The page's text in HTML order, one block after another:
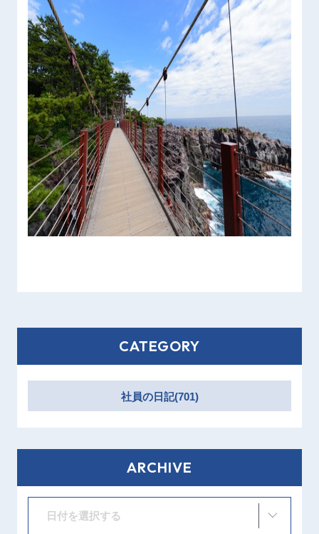
CATEGORY
社員の日記(701)
ARCHIVE
日付を選択する